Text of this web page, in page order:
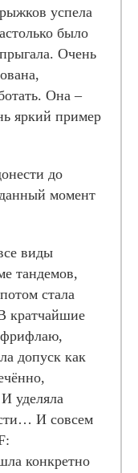
успела
было
Очень
Она –
яркий пример
до
момент
виды
тандемов,
стала
кратчайшие
фрифлаю,
допуск как
уделяла
И совсем
конкретно